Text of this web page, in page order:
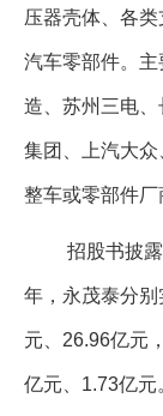
压器壳体、各
汽车零部件。
造、苏州三电
集团、上汽大
整车或零部件厂
招股书披
年，永茂泰分
元、26.96亿元
亿元、1.73亿元